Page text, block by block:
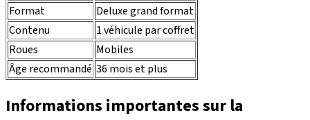
Format
Deluxe grand format
Contenu
1 véhicule par coffret
Roues
Mobiles
Âge recommandé 36 mois et plus
Informations importantes sur la